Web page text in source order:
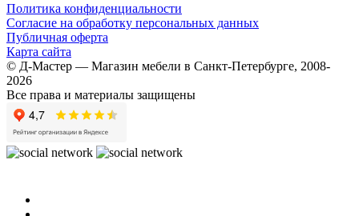
Политика конфиденциальности
Согласие на обработку персональных данных
Публичная оферта
Карта сайта
© Д-Мастер — Магазин мебели в Санкт-Петербурге, 2008-
2026
Все права и материалы защищены